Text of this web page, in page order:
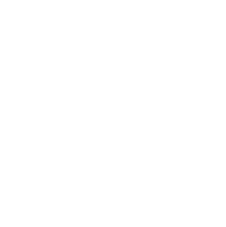
und
beim
2026